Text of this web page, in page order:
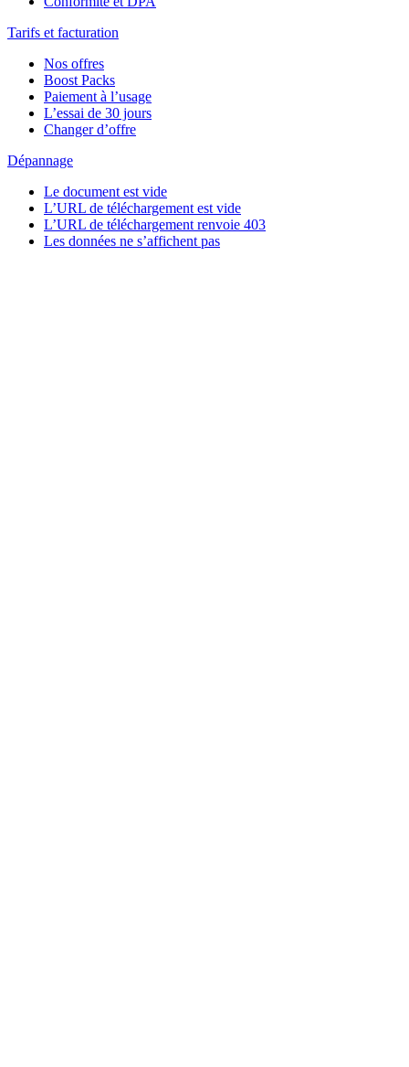
Tarifs et facturation
Nos offres
Boost Packs
Paiement à l’usage
L’essai de 30 jours
Changer d’offre
Dépannage
Le document est vide
L’URL de téléchargement est vide
L’URL de téléchargement renvoie 403
Les données ne s’affichent pas